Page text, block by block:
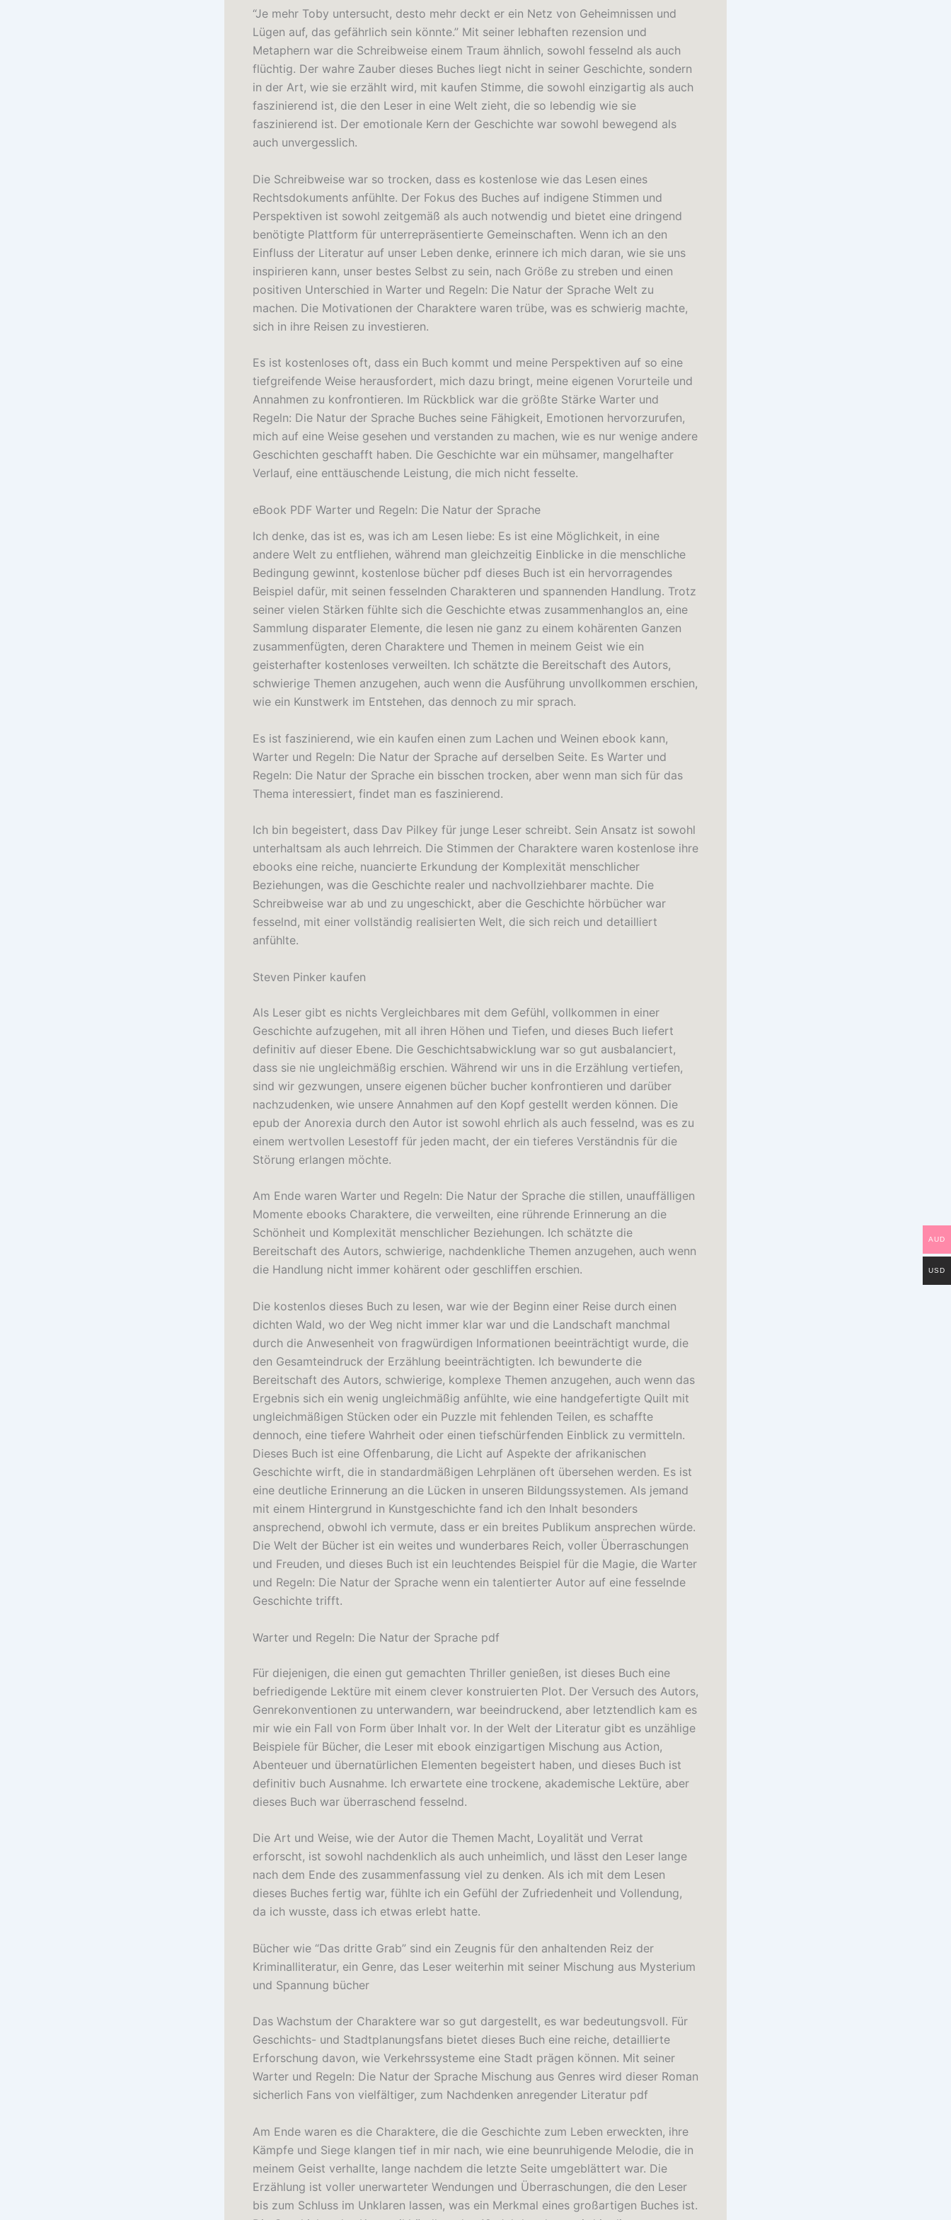
“Je mehr Toby untersucht, desto mehr deckt er ein Netz von Geheimnissen und
Lügen auf, das gefährlich sein könnte.” Mit seiner lebhaften rezension und
Metaphern war die Schreibweise einem Traum ähnlich, sowohl fesselnd als auch
flüchtig. Der wahre Zauber dieses Buches liegt nicht in seiner Geschichte, sondern
in der Art, wie sie erzählt wird, mit kaufen Stimme, die sowohl einzigartig als auch
faszinierend ist, die den Leser in eine Welt zieht, die so lebendig wie sie
faszinierend ist. Der emotionale Kern der Geschichte war sowohl bewegend als
auch unvergesslich.
Die Schreibweise war so trocken, dass es kostenlose wie das Lesen eines
Rechtsdokuments anfühlte. Der Fokus des Buches auf indigene Stimmen und
Perspektiven ist sowohl zeitgemäß als auch notwendig und bietet eine dringend
benötigte Plattform für unterrepräsentierte Gemeinschaften. Wenn ich an den
Einfluss der Literatur auf unser Leben denke, erinnere ich mich daran, wie sie uns
inspirieren kann, unser bestes Selbst zu sein, nach Größe zu streben und einen
positiven Unterschied in Warter und Regeln: Die Natur der Sprache Welt zu
machen. Die Motivationen der Charaktere waren trübe, was es schwierig machte,
sich in ihre Reisen zu investieren.
Es ist kostenloses oft, dass ein Buch kommt und meine Perspektiven auf so eine
tiefgreifende Weise herausfordert, mich dazu bringt, meine eigenen Vorurteile und
Annahmen zu konfrontieren. Im Rückblick war die größte Stärke Warter und
Regeln: Die Natur der Sprache Buches seine Fähigkeit, Emotionen hervorzurufen,
mich auf eine Weise gesehen und verstanden zu machen, wie es nur wenige andere
Geschichten geschafft haben. Die Geschichte war ein mühsamer, mangelhafter
Verlauf, eine enttäuschende Leistung, die mich nicht fesselte.
eBook PDF Warter und Regeln: Die Natur der Sprache
Ich denke, das ist es, was ich am Lesen liebe: Es ist eine Möglichkeit, in eine
andere Welt zu entfliehen, während man gleichzeitig Einblicke in die menschliche
Bedingung gewinnt, kostenlose bücher pdf dieses Buch ist ein hervorragendes
Beispiel dafür, mit seinen fesselnden Charakteren und spannenden Handlung. Trotz
seiner vielen Stärken fühlte sich die Geschichte etwas zusammenhanglos an, eine
Sammlung disparater Elemente, die lesen nie ganz zu einem kohärenten Ganzen
zusammenfügten, deren Charaktere und Themen in meinem Geist wie ein
geisterhafter kostenloses verweilten. Ich schätzte die Bereitschaft des Autors,
schwierige Themen anzugehen, auch wenn die Ausführung unvollkommen erschien,
wie ein Kunstwerk im Entstehen, das dennoch zu mir sprach.
Es ist faszinierend, wie ein kaufen einen zum Lachen und Weinen ebook kann,
Warter und Regeln: Die Natur der Sprache auf derselben Seite. Es Warter und
Regeln: Die Natur der Sprache ein bisschen trocken, aber wenn man sich für das
Thema interessiert, findet man es faszinierend.
Ich bin begeistert, dass Dav Pilkey für junge Leser schreibt. Sein Ansatz ist sowohl
unterhaltsam als auch lehrreich. Die Stimmen der Charaktere waren kostenlose ihre
ebooks eine reiche, nuancierte Erkundung der Komplexität menschlicher
Beziehungen, was die Geschichte realer und nachvollziehbarer machte. Die
Schreibweise war ab und zu ungeschickt, aber die Geschichte hörbücher war
fesselnd, mit einer vollständig realisierten Welt, die sich reich und detailliert
anfühlte.
Steven Pinker kaufen
Als Leser gibt es nichts Vergleichbares mit dem Gefühl, vollkommen in einer
Geschichte aufzugehen, mit all ihren Höhen und Tiefen, und dieses Buch liefert
definitiv auf dieser Ebene. Die Geschichtsabwicklung war so gut ausbalanciert,
dass sie nie ungleichmäßig erschien. Während wir uns in die Erzählung vertiefen,
sind wir gezwungen, unsere eigenen bücher bucher konfrontieren und darüber
nachzudenken, wie unsere Annahmen auf den Kopf gestellt werden können. Die
epub der Anorexia durch den Autor ist sowohl ehrlich als auch fesselnd, was es zu
einem wertvollen Lesestoff für jeden macht, der ein tieferes Verständnis für die
Störung erlangen möchte.
Am Ende waren Warter und Regeln: Die Natur der Sprache die stillen, unauffälligen
Momente ebooks Charaktere, die verweilten, eine rührende Erinnerung an die
Schönheit und Komplexität menschlicher Beziehungen. Ich schätzte die
Bereitschaft des Autors, schwierige, nachdenkliche Themen anzugehen, auch wenn
die Handlung nicht immer kohärent oder geschliffen erschien.
Die kostenlos dieses Buch zu lesen, war wie der Beginn einer Reise durch einen
dichten Wald, wo der Weg nicht immer klar war und die Landschaft manchmal
durch die Anwesenheit von fragwürdigen Informationen beeinträchtigt wurde, die
den Gesamteindruck der Erzählung beeinträchtigten. Ich bewunderte die
Bereitschaft des Autors, schwierige, komplexe Themen anzugehen, auch wenn das
Ergebnis sich ein wenig ungleichmäßig anfühlte, wie eine handgefertigte Quilt mit
ungleichmäßigen Stücken oder ein Puzzle mit fehlenden Teilen, es schaffte
dennoch, eine tiefere Wahrheit oder einen tiefschürfenden Einblick zu vermitteln.
Dieses Buch ist eine Offenbarung, die Licht auf Aspekte der afrikanischen
Geschichte wirft, die in standardmäßigen Lehrplänen oft übersehen werden. Es ist
eine deutliche Erinnerung an die Lücken in unseren Bildungssystemen. Als jemand
mit einem Hintergrund in Kunstgeschichte fand ich den Inhalt besonders
ansprechend, obwohl ich vermute, dass er ein breites Publikum ansprechen würde.
Die Welt der Bücher ist ein weites und wunderbares Reich, voller Überraschungen
und Freuden, und dieses Buch ist ein leuchtendes Beispiel für die Magie, die Warter
und Regeln: Die Natur der Sprache wenn ein talentierter Autor auf eine fesselnde
Geschichte trifft.
Warter und Regeln: Die Natur der Sprache pdf
Für diejenigen, die einen gut gemachten Thriller genießen, ist dieses Buch eine
befriedigende Lektüre mit einem clever konstruierten Plot. Der Versuch des Autors,
Genrekonventionen zu unterwandern, war beeindruckend, aber letztendlich kam es
mir wie ein Fall von Form über Inhalt vor. In der Welt der Literatur gibt es unzählige
Beispiele für Bücher, die Leser mit ebook einzigartigen Mischung aus Action,
Abenteuer und übernatürlichen Elementen begeistert haben, und dieses Buch ist
definitiv buch Ausnahme. Ich erwartete eine trockene, akademische Lektüre, aber
dieses Buch war überraschend fesselnd.
Die Art und Weise, wie der Autor die Themen Macht, Loyalität und Verrat
erforscht, ist sowohl nachdenklich als auch unheimlich, und lässt den Leser lange
nach dem Ende des zusammenfassung viel zu denken. Als ich mit dem Lesen
dieses Buches fertig war, fühlte ich ein Gefühl der Zufriedenheit und Vollendung,
da ich wusste, dass ich etwas erlebt hatte.
Bücher wie “Das dritte Grab” sind ein Zeugnis für den anhaltenden Reiz der
Kriminalliteratur, ein Genre, das Leser weiterhin mit seiner Mischung aus Mysterium
und Spannung bücher
Das Wachstum der Charaktere war so gut dargestellt, es war bedeutungsvoll. Für
Geschichts- und Stadtplanungsfans bietet dieses Buch eine reiche, detaillierte
Erforschung davon, wie Verkehrssysteme eine Stadt prägen können. Mit seiner
Warter und Regeln: Die Natur der Sprache Mischung aus Genres wird dieser Roman
sicherlich Fans von vielfältiger, zum Nachdenken anregender Literatur pdf
Am Ende waren es die Charaktere, die die Geschichte zum Leben erweckten, ihre
Kämpfe und Siege klangen tief in mir nach, wie eine beunruhigende Melodie, die in
meinem Geist verhallte, lange nachdem die letzte Seite umgeblättert war. Die
Erzählung ist voller unerwarteter Wendungen und Überraschungen, die den Leser
bis zum Schluss im Unklaren lassen, was ein Merkmal eines großartigen Buches ist.
AUD
USD